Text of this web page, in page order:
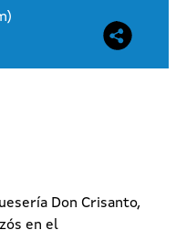
Don Crisanto,
en el